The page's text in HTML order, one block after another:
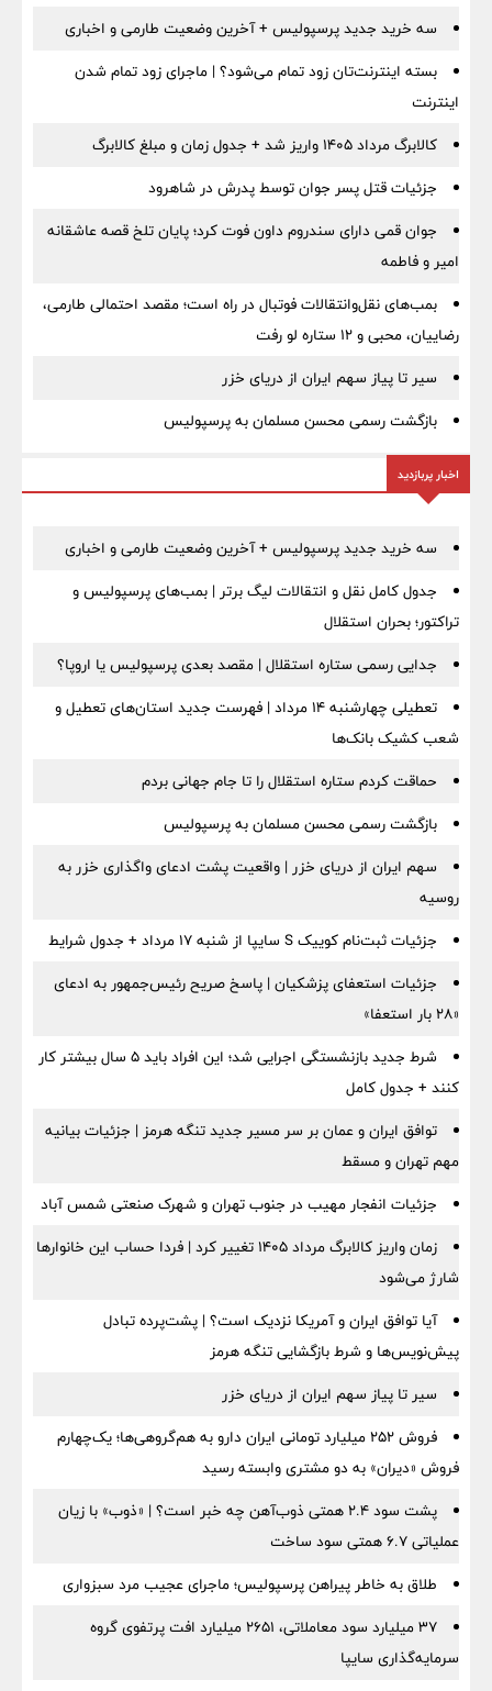
سه خرید جدید پرسپولیس + آخرین وضعیت طارمی و اخباری
بسته اینترنت‌تان زود تمام می‌شود؟ | ماجرای زود تمام شدن
اینترنت
کالابرگ مرداد ۱۴۰۵ واریز شد + جدول زمان و مبلغ کالابرگ
جزئیات قتل پسر جوان توسط پدرش در شاهرود
جوان قمی دارای سندروم داون فوت کرد؛ پایان تلخ قصه عاشقانه
امیر و فاطمه
بمب‌های نقل‌وانتقالات فوتبال در راه است؛ مقصد احتمالی طارمی،
رضاییان، محبی و ۱۲ ستاره لو رفت
سیر تا پیاز سهم ایران از دریای خزر
بازگشت رسمی محسن مسلمان به پرسپولیس
اخبار پربازدید
سه خرید جدید پرسپولیس + آخرین وضعیت طارمی و اخباری
جدول کامل نقل و انتقالات لیگ برتر | بمب‌های پرسپولیس و
تراکتور؛ بحران استقلال
جدایی رسمی ستاره استقلال | مقصد بعدی پرسپولیس یا اروپا؟
تعطیلی چهارشنبه ۱۴ مرداد | فهرست جدید استان‌های تعطیل و
شعب کشیک بانک‌ها
حماقت کردم ستاره استقلال را تا جام جهانی بردم
بازگشت رسمی محسن مسلمان به پرسپولیس
سهم ایران از دریای خزر | واقعیت پشت ادعای واگذاری خزر به
روسیه
جزئیات ثبت‌نام کوییک S سایپا از شنبه ۱۷ مرداد + جدول شرایط
جزئیات استعفای پزشکیان | پاسخ صریح رئیس‌جمهور به ادعای
«۲۸ بار استعفا»
شرط جدید بازنشستگی اجرایی شد؛ این افراد باید ۵ سال بیشتر کار
کنند + جدول کامل
توافق ایران و عمان بر سر مسیر جدید تنگه هرمز | جزئیات بیانیه
مهم تهران و مسقط
جزئیات انفجار مهیب در جنوب تهران و شهرک صنعتی شمس آباد
زمان واریز کالابرگ مرداد ۱۴۰۵ تغییر کرد | فردا حساب این خانوارها
شارژ می‌شود
آیا توافق ایران و آمریکا نزدیک است؟ | پشت‌پرده تبادل
پیش‌نویس‌ها و شرط بازگشایی تنگه هرمز
سیر تا پیاز سهم ایران از دریای خزر
فروش ۲۵۲ میلیارد تومانی ایران دارو به هم‌گروهی‌ها؛ یک‌چهارم
فروش «دیران» به دو مشتری وابسته رسید
پشت سود ۲.۴ همتی ذوب‌آهن چه خبر است؟ | «ذوب» با زیان
عملیاتی ۶.۷ همتی سود ساخت
طلاق به خاطر پیراهن پرسپولیس؛ ماجرای عجیب مرد سبزواری
۳۷ میلیارد سود معاملاتی، ۲۶۵۱ میلیارد افت پرتفوی گروه
سرمایه‌گذاری سایپا